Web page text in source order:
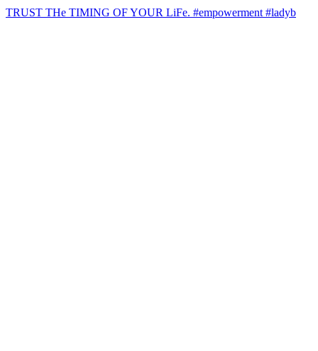
TRUST THe TIMING OF YOUR LiFe. #empowerment #ladyb